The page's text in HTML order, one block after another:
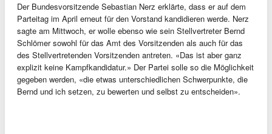
Der Bundesvorsitzende Sebastian Nerz erklärte, dass er auf dem
Parteitag im April erneut für den Vorstand kandidieren werde. Nerz
sagte am Mittwoch, er wolle ebenso wie sein Stellvertreter Bernd
Schlömer sowohl für das Amt des Vorsitzenden als auch für das
des Stellvertretenden Vorsitzenden antreten. «Das ist aber ganz
explizit keine Kampfkandidatur.» Der Partei solle so die Möglichkeit
gegeben werden, «die etwas unterschiedlichen Schwerpunkte, die
Bernd und ich setzen, zu bewerten und selbst zu entscheiden».